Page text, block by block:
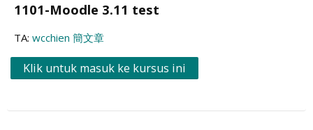
1101-Moodle 3.11 test
TA: wcchien 簡文章
Klik untuk masuk ke kursus ini